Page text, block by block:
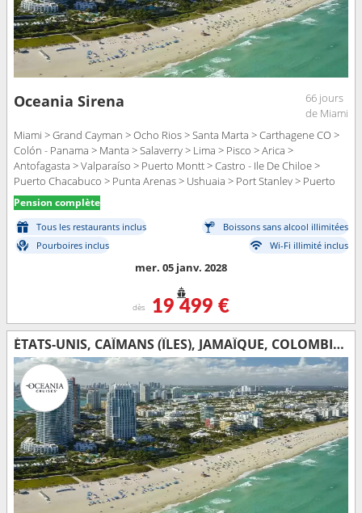
Oceania Sirena
66 jours
de Miami
Miami > Grand Cayman > Ocho Rios > Santa Marta > Carthagene CO >
Colón - Panama > Manta > Salaverry > Lima > Pisco > Arica >
Antofagasta > Valparaíso > Puerto Montt > Castro - Ile De Chiloe >
Puerto Chacabuco > Punta Arenas > Ushuaia > Port Stanley > Puerto
Madryn > Buenos Aires > Punta del Este > Rio de Janeiro > Maceio >
Santarem > Boca da Valeria > Manaus > Parintins > Alter do Chao >
Bridgetown > Pointe à Pitre > Bequia - ST. Vincent > Miami
Pension complète
Tous les restaurants inclus
Boissons sans alcool illimitées
Pourboires inclus
Wi-Fi illimité inclus
mer. 05 janv. 2028
dès 19 499 €
ÉTATS-UNIS, CAÏMANS (ÎLES), JAMAÏQUE, COLOMBIE, PANAMA, ÉQUATEUR, PÉROU